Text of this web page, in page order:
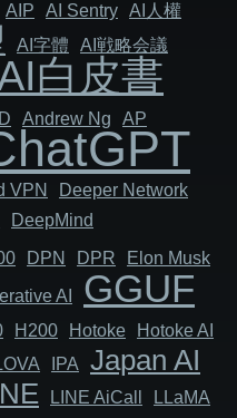
AIP AI Sentry AI人權
AI字體 AI戦略会議
白皮書
Andrew Ng AP
VPN
Deeper Network
DeepMind
DPN DPR
Elon Musk
AI GGUF
H200 Hotoke
Hotoke AI
IPA Japan AI
LINE AiCall LLaMA